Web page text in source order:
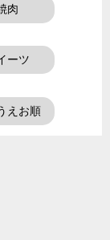
肉
ーツ
えお順